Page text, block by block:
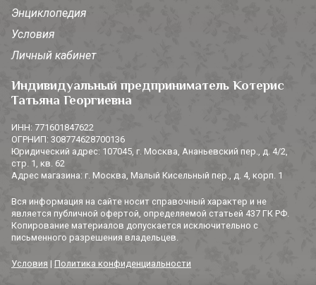
Энциклопедия
Условия
Личный кабинет
Индивидуальный предприниматель Котерис
Татьяна Георгиевна
ИНН: 771601847622
ОГРНИП: 308774628700136
Юридический адрес: 107045, г. Москва, Ананьевский пер., д. 4/2,
стр. 1, кв. 62
Адрес магазина: г. Москва, Малый Кисельный пер., д. 4, корп. 1
Вся информация на сайте носит справочный характер и не
является публичной офертой, определяемой статьей 437 ГК РФ.
Копирование материалов допускается исключительно с
письменного разрешения владельцев.
Условия | Политика конфиденциальности